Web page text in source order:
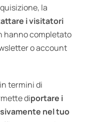
la
i visitatori
hanno completato
o account
termini di
diportare i
nel tuo